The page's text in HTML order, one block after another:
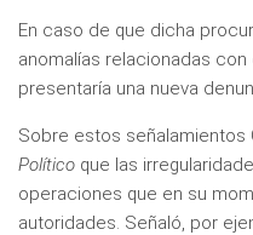
En caso de que dicha
anomalías relacionadas
presentaría una nueva
Sobre estos señalamientos
Político que las
operaciones que en su
autoridades. Señaló, por